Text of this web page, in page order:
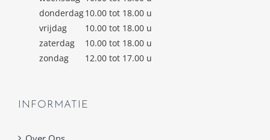
donderdag10.00 tot 18.00 u
vrijdag
10.00 tot 18.00 u
zaterdag
10.00 tot 18.00 u
zondag
12.00 tot 17.00 u
INFORMATIE